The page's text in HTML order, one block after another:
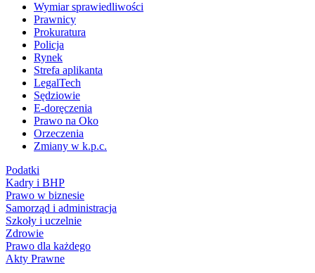
Wymiar sprawiedliwości
Prawnicy
Prokuratura
Policja
Rynek
Strefa aplikanta
LegalTech
Sędziowie
E-doręczenia
Prawo na Oko
Orzeczenia
Zmiany w k.p.c.
Podatki
Kadry i BHP
Prawo w biznesie
Samorząd i administracja
Szkoły i uczelnie
Zdrowie
Prawo dla każdego
Akty Prawne